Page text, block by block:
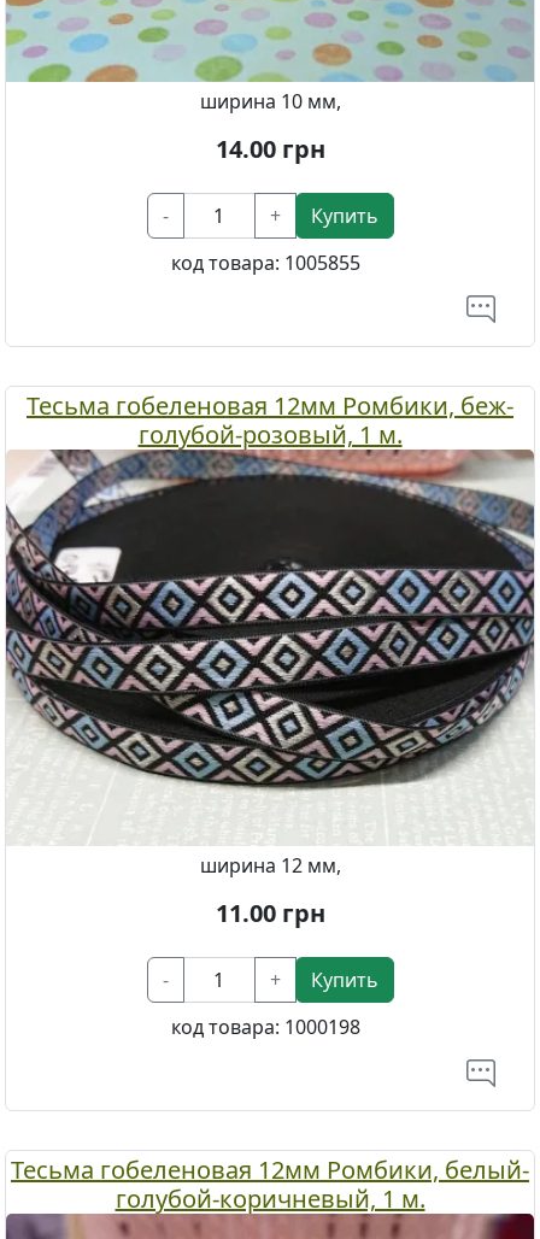
ширина 10 мм,
14.00грн
- +
Купить
код товара: 1005855
Тесьма гобеленовая 12мм Ромбики, беж-
голубой-розовый, 1 м.
ширина 12 мм,
11.00грн
- +
Купить
код товара: 1000198
Тесьма гобеленовая 12мм Ромбики, белый-
голубой-коричневый, 1 м.